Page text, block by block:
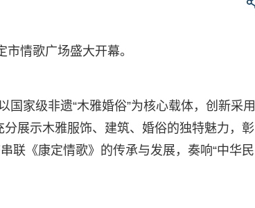
情歌广场盛大开幕。
家级非遗“木雅婚俗”为核心载体，创新采用
展示木雅服饰、建筑、婚俗的独特魅力，彰
联《康定情歌》的传承与发展，奏响“中华民